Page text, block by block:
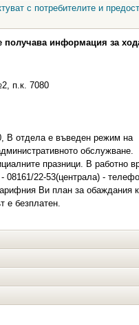
с потребителите и
получава информация за
п.к. 7080
В отдела е въведен режим на
обслужване.
празници. В работно
22-53(централа) -
Ви план за обаждания
е безплатен.